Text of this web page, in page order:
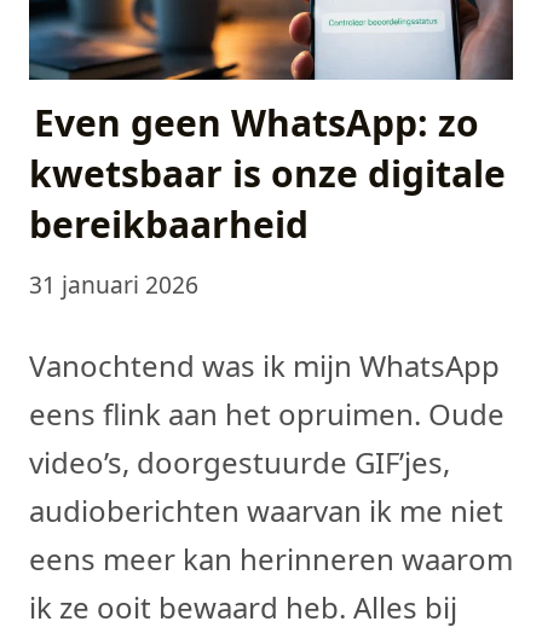
Even geen WhatsApp: zo
kwetsbaar is onze digitale
bereikbaarheid
31 januari 2026
Vanochtend was ik mijn WhatsApp
eens flink aan het opruimen. Oude
video’s, doorgestuurde GIF’jes,
audioberichten waarvan ik me niet
eens meer kan herinneren waarom
ik ze ooit bewaard heb. Alles bij